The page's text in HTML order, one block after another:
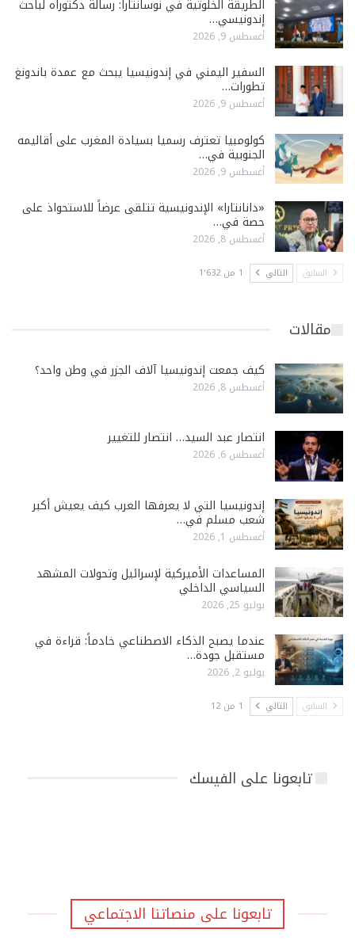
الطريقة الخلوتية في نوسانتارا: رسالة دكتوراه لباحث
إندونيسي…
أغسطس 9, 2026
السفير اليمني في إندونيسيا يبحث مع عمدة باندونغ
تطورات…
أغسطس 9, 2026
كولومبيا تعترف رسميا بسيادة المغرب على أقاليمه
الجنوبية في…
أغسطس 9, 2026
«دانانتارا» الإندونيسية تتلقى عرضاً للاستحواذ على
حصة في…
أغسطس 8, 2026
السابق التالي 1 من 1٬632
مقالات
كيف جمعت إندونيسيا آلاف الجزر في وطن واحد؟
أغسطس 8, 2026
انتصار عبد السيد… انتصار للتغيير
أغسطس 6, 2026
إندونيسيا التي لا يعرفها العرب كيف يعيش أكبر
شعب مسلم في…
أغسطس 1, 2026
المساعدات الأميركية لإسرائيل وتحولات المشهد
السياسي الداخلي
يوليو 25, 2026
عندما يصبح الذكاء الاصطناعي خادماً: قراءة في
مستقبل جودة…
يوليو 2, 2026
السابق التالي 1 من 12
تابعونا على الفيسك
تابعونا على منصاتنا الاجتماعي